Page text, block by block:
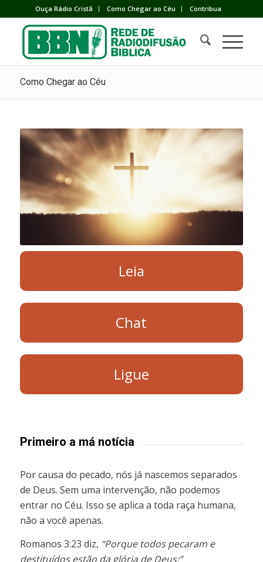
Ouça Rádio Cristã Como Chegar ao Céu Contribua
Como Chegar ao Céu
Leia
Chat
Ligue
Primeiro a má notícia
Por causa do pecado, nós já nascemos separados
de Deus. Sem uma intervenção, não podemos
entrar no Céu. Isso se aplica a toda raça humana,
não a você apenas.
Romanos 3:23 diz, “Porque todos pecaram e
destituídos estão da glória de Deus;”